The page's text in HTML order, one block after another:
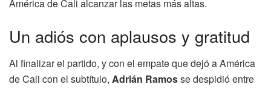
América de Cali alcanzar las metas más altas.
Un adiós con aplausos y gratitud
Al finalizar el partido, y con el empate que dejó a América
de Cali con el subtítulo, Adrián Ramosse despidió entre